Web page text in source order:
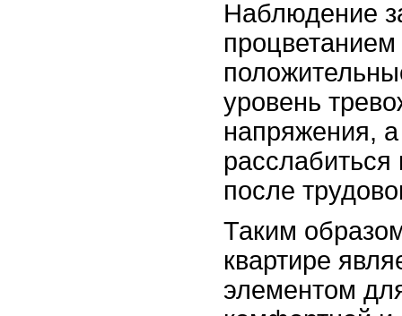
Наблюдение
уровень
напряжения,
расслабиться
после
Таким
квартире
элементом